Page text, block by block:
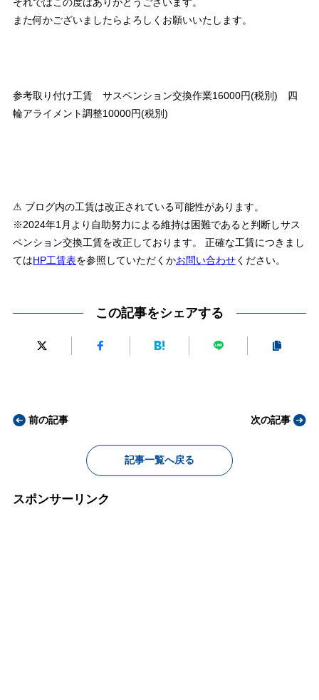
それではこの度はありがとうございます。
また何かございましたらよろしくお願いいたします。
参考取り付け工賃 サスペンション交換作業16000円(税別) 四
輪アライメント調整10000円(税別)
⚠ ブログ内の工賃は改正されている可能性があります。
※2024年1月より自助努力による維持は困難であると判断しサス
ペンション交換工賃を改正しております。 正確な工賃につきまし
てはHP工賃表を参照していただくかお問い合わせください。
この記事をシェアする
前の記事
記事一覧へ戻る
次の記事
スポンサーリンク